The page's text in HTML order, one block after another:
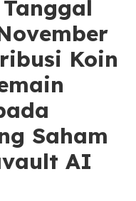
Koin
Saham
AI